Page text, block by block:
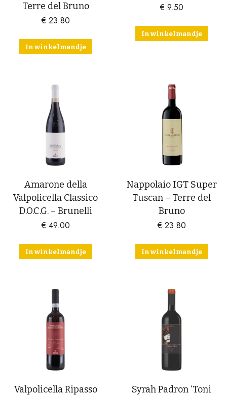
Terre del Bruno
€ 23.80
In winkelmandje
€ 9.50
In winkelmandje
Amarone della
Valpolicella Classico
D.O.C.G. – Brunelli
€ 49.00
In winkelmandje
Nappolaio IGT Super
Tuscan – Terre del
Bruno
€ 23.80
In winkelmandje
Valpolicella Ripasso Syrah Padron ‘Toni